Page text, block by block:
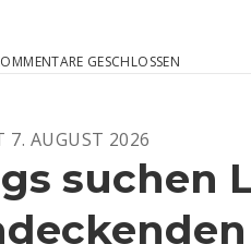
I
Z
GESCHLOSSEN
7. AUGUST 2026
suchen